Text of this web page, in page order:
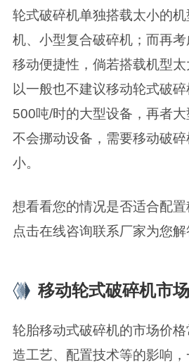
轮式破碎机单独搭载太小的
机、小型复合破碎机；而再
移动便捷性，倘若搭载机型
以一般也不建议移动轮式破
500吨/时的大型设备，再者
不会挪动设备，需要移动破
小。
想看看您的情况是否适合配置
点击在线咨询联系厂家为您解
移动轮式破碎机市
轮胎移动式破碎机的市场价格
造工艺、配置技术等的影响